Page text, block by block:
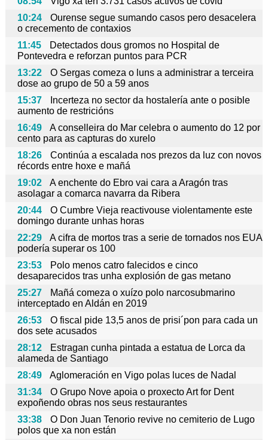
10:24
Ourense segue sumando casos pero desacelera
o crecemento de contaxios
11:45
Detectados dous gromos no Hospital de
Pontevedra e reforzan puntos para PCR
13:22
O Sergas comeza o luns a administrar a terceira
dose ao grupo de 50 a 59 anos
15:37
Incerteza no sector da hostalería ante o posible
aumento de restricións
16:49
A conselleira do Mar celebra o aumento do 12 por
cento para as capturas do xurelo
18:26
Continúa a escalada nos prezos da luz con novos
récords entre hoxe e mañá
19:02
A enchente do Ebro vai cara a Aragón tras
asolagar a comarca navarra da Ribera
20:44
O Cumbre Vieja reactivouse violentamente este
domingo durante unhas horas
22:29
A cifra de mortos tras a serie de tornados nos EUA
podería superar os 100
23:53
Polo menos catro falecidos e cinco
desaparecidos tras unha explosión de gas metano
25:27
Mañá comeza o xuízo polo narcosubmarino
interceptado en Aldán en 2019
26:53
O fiscal pide 13,5 anos de prisi´pon para cada un
dos sete acusados
28:12
Estragan cunha pintada a estatua de Lorca da
alameda de Santiago
28:49
Aglomeración en Vigo polas luces de Nadal
31:34
O Grupo Nove apoia o proxecto Art for Dent
expoñendo obras nos seus restaurantes
33:38
O Don Juan Tenorio revive no cemiterio de Lugo
polos que xa non están